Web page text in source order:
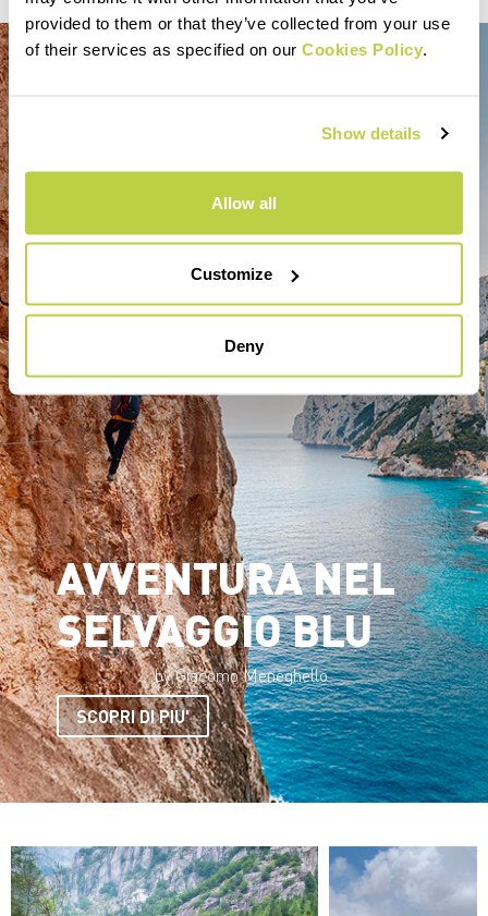
provided to them or that they’ve collected from your use
of their services as specified on our Cookies Policy
Show details
Allow all
Customize
Deny
AVVENTURA NEL
SELVAGGIO BLU
by Giacomo Meneghello
SCOPRI DI PIU'